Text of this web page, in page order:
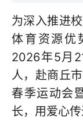
为深入推进
体育资源优
2026年5月
人，赴商丘
春季运动会
长，用爱心传